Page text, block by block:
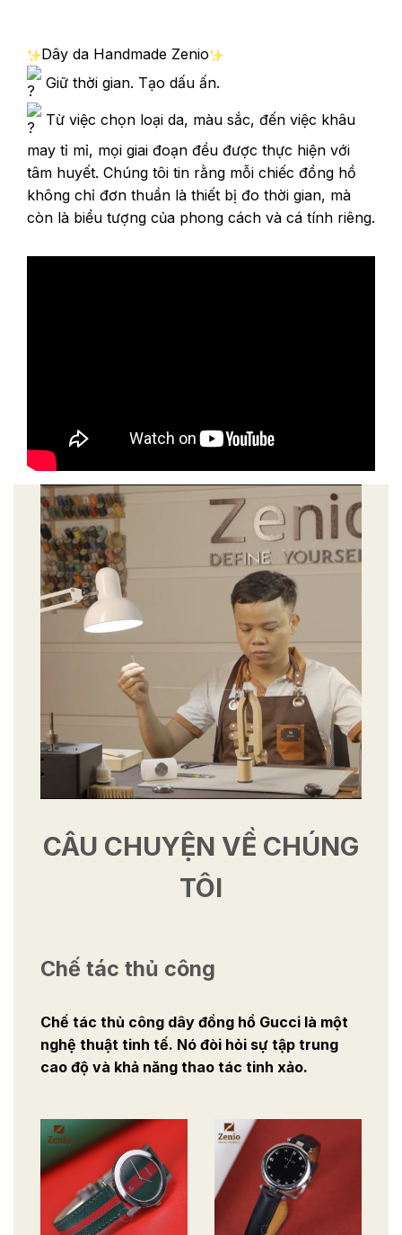
Dây da Handmade Zenio
Giữ thời gian. Tạo dấu ấn.
Từ việc chọn loại da, màu sắc, đến việc khâu
may tỉ mỉ, mọi giai đoạn đều được thực hiện với
tâm huyết. Chúng tôi tin rằng mỗi chiếc đồng hồ
không chỉ đơn thuần là thiết bị đo thời gian, mà
còn là biểu tượng của phong cách và cá tính riêng.
CÂU CHUYỆN VỀ CHÚNG
TÔI
Chế tác thủ công
Chế tác thủ công dây đồng hồ Gucci là một
nghệ thuật tinh tế. Nó đòi hỏi sự tập trung
cao độ và khả năng thao tác tinh xảo.